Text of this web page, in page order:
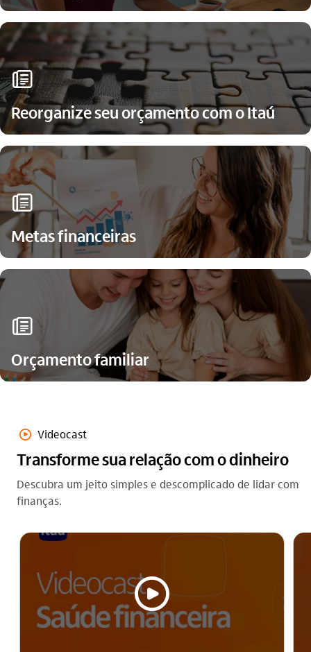
jornal_outline
Reorganize seu orçamento com o Itaú
jornal_outline
Metas financeiras
jornal_outline
Orçamento familiar
video_outline Videocast
Transforme sua relação com o dinheiro
Descubra um jeito simples e descomplicado de lidar com
finanças.
video_outline